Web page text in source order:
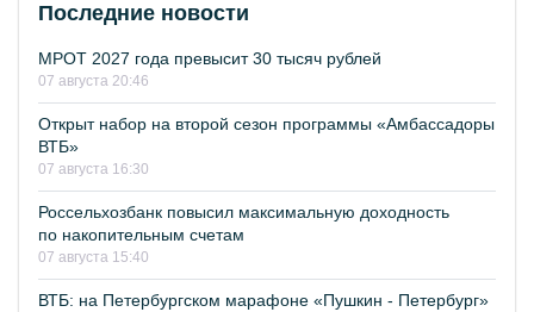
Последние новости
МРОТ 2027 года превысит 30 тысяч рублей
07 августа 20:46
Открыт набор на второй сезон программы «Амбассадоры
ВТБ»
07 августа 16:30
Россельхозбанк повысил максимальную доходность
по накопительным счетам
07 августа 15:40
ВТБ: на Петербургском марафоне «Пушкин - Петербург»